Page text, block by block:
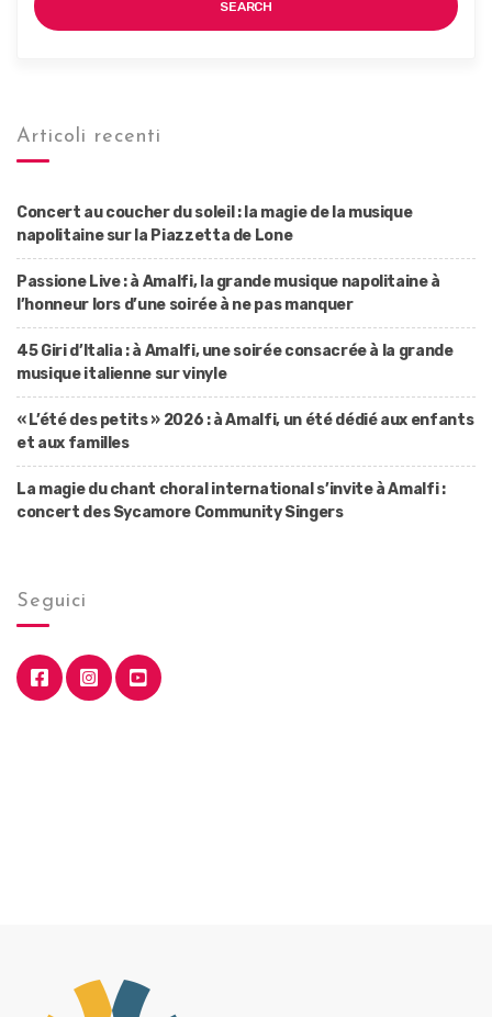
SEARCH
Articoli recenti
Concert au coucher du soleil : la magie de la musique
napolitaine sur la Piazzetta de Lone
Passione Live : à Amalfi, la grande musique napolitaine à
l’honneur lors d’une soirée à ne pas manquer
45 Giri d’Italia : à Amalfi, une soirée consacrée à la grande
musique italienne sur vinyle
« L’été des petits » 2026 : à Amalfi, un été dédié aux enfants
et aux familles
La magie du chant choral international s’invite à Amalfi :
concert des Sycamore Community Singers
Seguici